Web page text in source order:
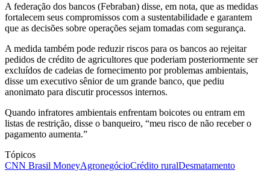
A federação dos bancos (Febraban) disse, em nota, que as medidas
fortalecem seus compromissos com a sustentabilidade e garantem
que as decisões sobre operações sejam tomadas com segurança.
A medida também pode reduzir riscos para os bancos ao rejeitar
pedidos de crédito de agricultores que poderiam posteriormente ser
excluídos de cadeias de fornecimento por problemas ambientais,
disse um executivo sênior de um grande banco, que pediu
anonimato para discutir processos internos.
Quando infratores ambientais enfrentam boicotes ou entram em
listas de restrição, disse o banqueiro, “meu risco de não receber o
pagamento aumenta.”
Tópicos
CNN Brasil MoneyAgronegócioCrédito ruralDesmatamento